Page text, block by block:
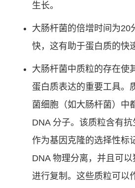
生长。
大肠杆菌的倍增时间为20
快，这有助于蛋白质的快
大肠杆菌中质粒的存在使
蛋白质表达的重要工具。
菌细胞（如大肠杆菌）中
DNA 分子。该质粒含有抗
作为基因克隆的选择性标
DNA 物理分离，并且可
进行复制。这些质粒可以